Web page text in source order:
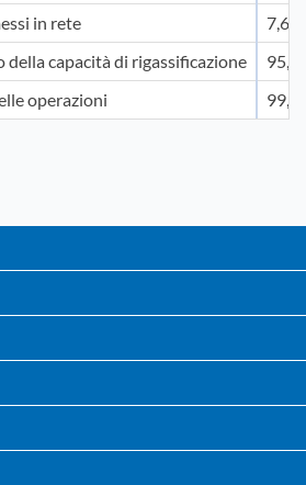
in rete
7,6
della capacità di rigassificazione
operazioni